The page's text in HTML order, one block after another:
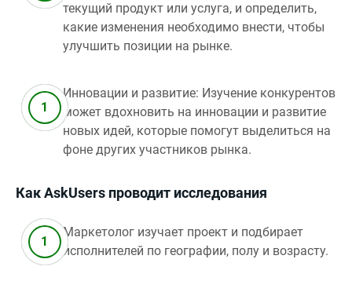
текущий продукт или услуга, и определить,
какие изменения необходимо внести, чтобы
улучшить позиции на рынке.
Инновации и развитие: Изучение конкурентов
может вдохновить на инновации и развитие
новых идей, которые помогут выделиться на
фоне других участников рынка.
Как AskUsers проводит исследования
Маркетолог изучает проект и подбирает
исполнителей по географии, полу и возрасту.